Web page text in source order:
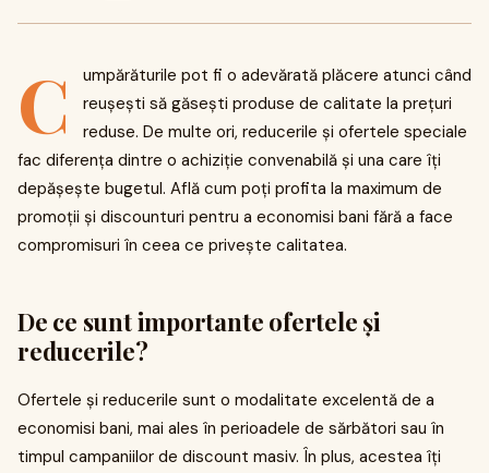
C
umpărăturile pot fi o adevărată plăcere atunci când
reușești să găsești produse de calitate la prețuri
reduse. De multe ori, reducerile și ofertele speciale
fac diferența dintre o achiziție convenabilă și una care îți
depășește bugetul. Află cum poți profita la maximum de
promoții și discounturi pentru a economisi bani fără a face
compromisuri în ceea ce privește calitatea.
De ce sunt importante ofertele și
reducerile?
Ofertele și reducerile sunt o modalitate excelentă de a
economisi bani, mai ales în perioadele de sărbători sau în
timpul campaniilor de discount masiv. În plus, acestea îți